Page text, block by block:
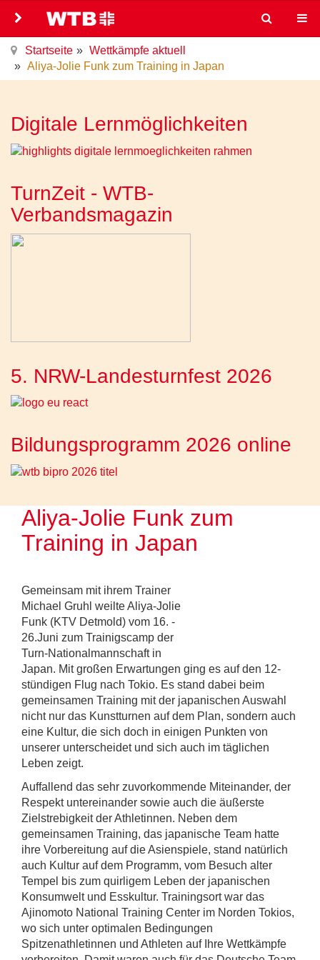
Startseite
Wettkämpfe aktuell
Aliya-Jolie Funk zum Training in Japan
Digitale Lernmöglichkeiten
TurnZeit - WTB-
Verbandsmagazin
5. NRW-Landesturnfest 2026
Bildungsprogramm 2026 online
Aliya-Jolie Funk zum
Training in Japan
Gemeinsam mit ihrem Trainer
Michael Gruhl weilte Aliya-Jolie
Funk (KTV Detmold) vom 16. -
26.Juni zum Trainigscamp der
Turn-Nationalmannschaft in
Japan. Mit großen Erwartungen ging es auf den 12-
stündigen Flug nach Tokio. Es stand dabei beim
gemeinsamen Training mit der japanischen Auswahl
nicht nur das Kunstturnen auf dem Plan, sondern auch
eine Kultur, die sich doch in einigen Punkten von
unserer unterscheidet und sich auch im täglichen
Leben zeigt.
Auffallend das sehr zuvorkommende Miteinander, der
Respekt untereinander sowie auch die äußerste
Zielstrebigkeit der Athletinnen. Neben dem
gemeinsamen Training, das japanische Team hatte
ihre Vorbereitung auf die Asienspiele, stand natürlich
auch Kultur auf dem Programm, vom Besuch alter
Tempel bis zum quirligem Leben der japanischen
Konsumwelt und Esskultur. Trainingsort war das
Ajinomoto National Training Center im Norden Tokios,
wo sich unter optimalen Bedingungen
Spitzenathletinnen und Athleten auf Ihre Wettkämpfe